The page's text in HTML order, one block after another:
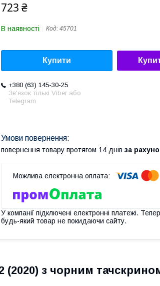
723 ₴
В наявності Код: 45701
Купити
+380 (63) 145-30-25
Зв'язок тількі Viber або
Telegram
повернення товару протягом 14 днів за
У компанії підключені електронні платежі.
будь-який товар не покидаючи сайту.
з чорним